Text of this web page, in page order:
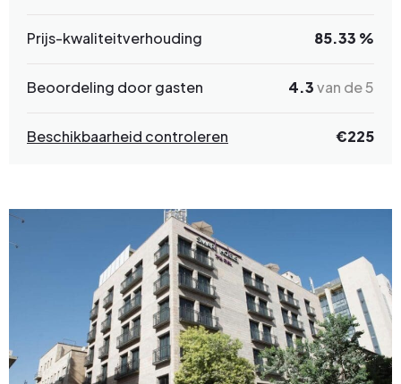
Prijs-kwaliteitverhouding 85.33 %
Beoordeling door gasten 4.3van de 5
Beschikbaarheid controleren €225